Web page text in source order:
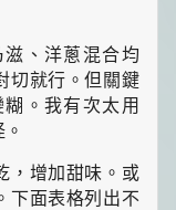
、洋蔥混合均
切就行。但關鍵
。我有次太用
，增加甜味。或
下面表格列出不